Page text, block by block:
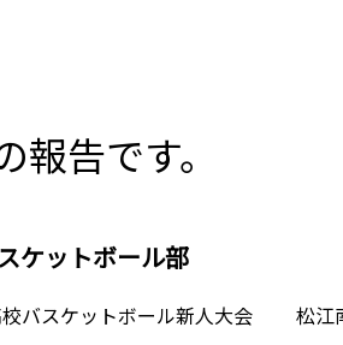
報告です。
ケットボール部
校バスケットボール新人大会 松江